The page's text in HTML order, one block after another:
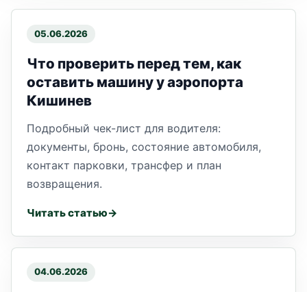
05.06.2026
Что проверить перед тем, как
оставить машину у аэропорта
Кишинев
Подробный чек-лист для водителя:
документы, бронь, состояние автомобиля,
контакт парковки, трансфер и план
возвращения.
Читать статью
04.06.2026